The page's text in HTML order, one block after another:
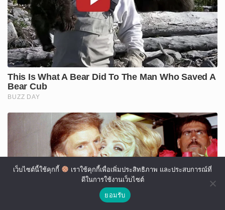
เว็บไซต์นี้ใช้คุกกี้
เราใช้คุกกี้เพื่อเพิ่มประสิทธิภาพ และประสบการณ์ที่
ดีในการใช้งานเว็บไซต์
ยอมรับ